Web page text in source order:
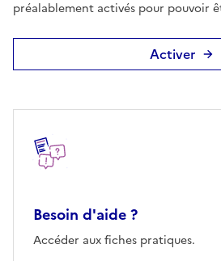
préalablement activés pour pouvoir
Activer
Autres rubriques
Besoin d'aide ?
Accéder aux fiches pratiques.